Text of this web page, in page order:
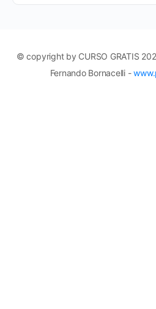
© copyright by CURSO GRATIS
Fernando Bornacelli -